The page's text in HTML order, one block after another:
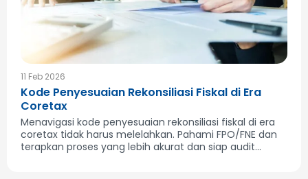
11 Feb 2026
Kode Penyesuaian Rekonsiliasi Fiskal di Era
Coretax
Menavigasi kode penyesuaian rekonsiliasi fiskal di era
coretax tidak harus melelahkan. Pahami FPO/FNE dan
terapkan proses yang lebih akurat dan siap audit...